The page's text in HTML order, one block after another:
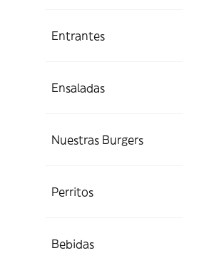
Entrantes
Ensaladas
Nuestras Burgers
Perritos
Bebidas